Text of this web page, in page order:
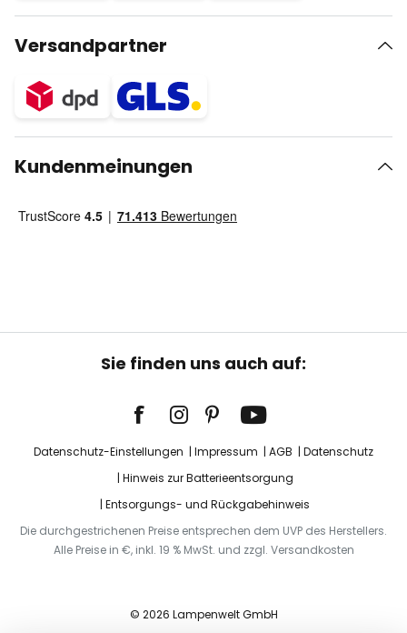
Versandpartner
Kundenmeinungen
Sie finden uns auch auf:
Datenschutz-Einstellungen Impressum AGB
Datenschutz
Hinweis zur Batterieentsorgung
Entsorgungs- und Rückgabehinweis
Die durchgestrichenen Preise entsprechen dem UVP des Herstellers.
Alle Preise in €, inkl. 19 % MwSt. und zzgl. Versandkosten
© 2026 Lampenwelt GmbH